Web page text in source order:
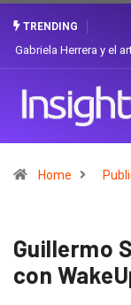
TRENDING
Gabriela Herrera y el
Home
Guillermo
con